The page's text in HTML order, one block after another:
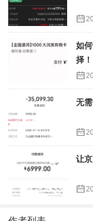
如
择！
无
让